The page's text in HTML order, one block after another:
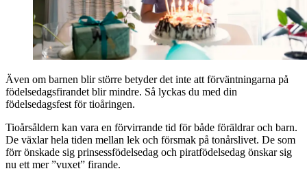
Även om barnen blir större betyder det inte att förväntningarna på
födelsedagsfirandet blir mindre. Så lyckas du med din
födelsedagsfest för tioåringen.
Tioårsåldern kan vara en förvirrande tid för både föräldrar och barn.
De växlar hela tiden mellan lek och försmak på tonårslivet. De som
förr önskade sig prinsessfödelsedag och piratfödelsedag önskar sig
nu ett mer ”vuxet” firande.